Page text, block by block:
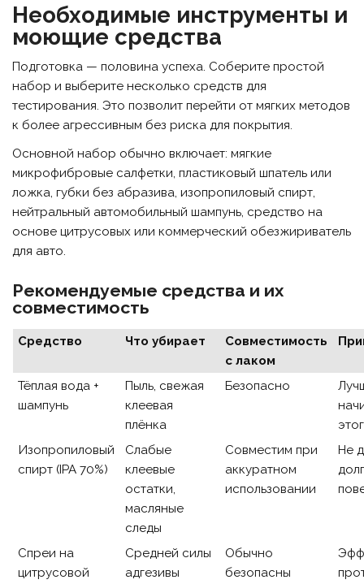
Необходимые инструменты и
моющие средства
Подготовка — половина успеха. Соберите простой
набор и выберите несколько средств для
тестирования. Это позволит перейти от мягких методов
к более агрессивным без риска для покрытия.
Основной набор обычно включает: мягкие
микрофибровые салфетки, пластиковый шпатель или
ложка, губки без абразива, изопропиловый спирт,
нейтральный автомобильный шампунь, средство на
основе цитрусовых или коммерческий обезжириватель
для авто.
Рекомендуемые средства и их
совместимость
Средство Что убирает
Совместимость
с лаком
Тёплая вода +
шампунь
Пыль, свежая
клеевая
плёнка
Безопасно
Изопропиловый
спирт (IPA 70%)
Слабые
клеевые
остатки,
масляные
следы
Совместим при
аккуратном
использовании
Не
Спреи на
цитрусовой
Средней силы
адгезивы
Обычно
безопасны